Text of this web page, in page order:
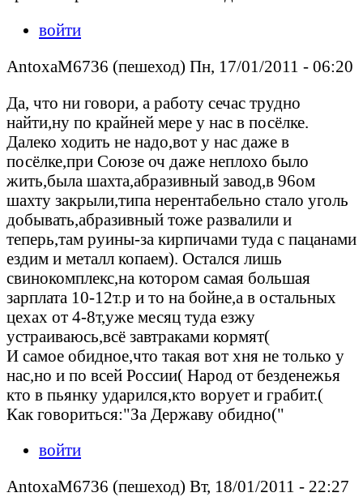
войти
AntoxaM6736 (пешеход) Пн, 17/01/2011 - 06:20
Да, что ни говори, а работу сечас трудно
найти,ну по крайней мере у нас в посёлке.
Далеко ходить не надо,вот у нас даже в
посёлке,при Союзе оч даже неплохо было
жить,была шахта,абразивный завод,в 96ом
шахту закрыли,типа нерентабельно стало уголь
добывать,абразивный тоже развалили и
теперь,там руины-за кирпичами туда с пацанами
ездим и металл копаем). Остался лишь
свинокомплекс,на котором самая большая
зарплата 10-12т.р и то на бойне,а в остальных
цехах от 4-8т,уже месяц туда езжу
устраиваюсь,всё завтраками кормят(
И самое обидное,что такая вот хня не только у
нас,но и по всей России( Народ от безденежья
кто в пьянку ударился,кто ворует и грабит.(
Как говориться:"За Державу обидно("
войти
AntoxaM6736 (пешеход) Вт, 18/01/2011 - 22:27